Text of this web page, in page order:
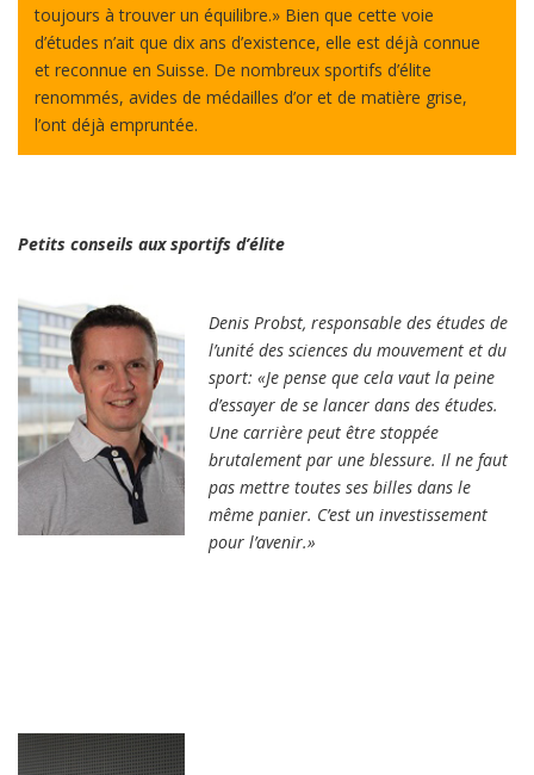
toujours à trouver un équilibre.» Bien que cette voie
d’études n’ait que dix ans d’existence, elle est déjà connue
et reconnue en Suisse. De nombreux sportifs d’élite
renommés, avides de médailles d’or et de matière grise,
l’ont déjà empruntée.
Petits conseils aux sportifs d’élite
Denis Probst, responsable des études de
l’unité des sciences du mouvement et du
sport: «Je pense que cela vaut la peine
d’essayer de se lancer dans des études.
Une carrière peut être stoppée
brutalement par une blessure. Il ne faut
pas mettre toutes ses billes dans le
même panier. C’est un investissement
pour l’avenir.»